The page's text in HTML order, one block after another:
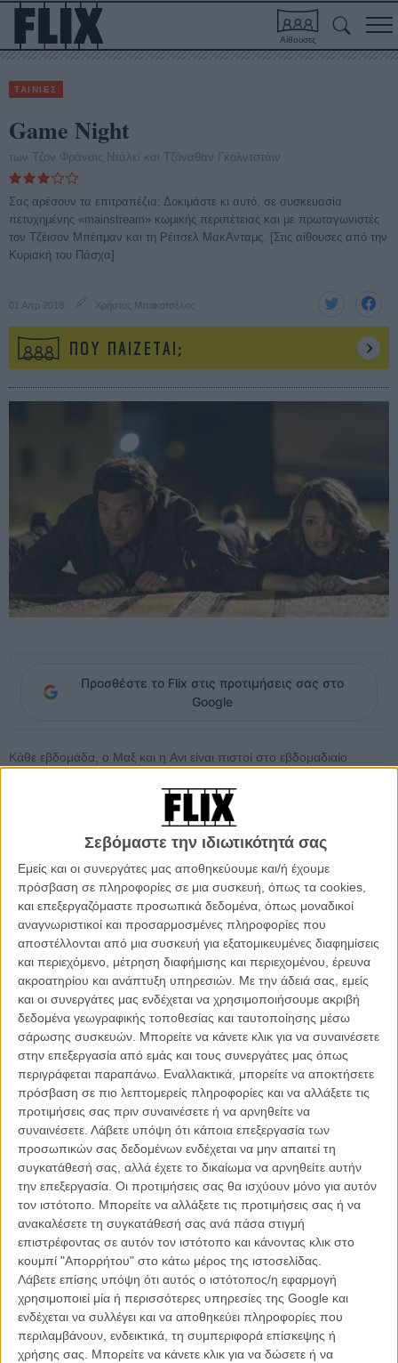
Σεβόμαστε την ιδιωτικότητά σας
Εμείς και οι συνεργάτες μας αποθηκεύουμε και/ή έχουμε
πρόσβαση σε πληροφορίες σε μια συσκευή, όπως τα cookies,
και επεξεργαζόμαστε προσωπικά δεδομένα, όπως μοναδικοί
αναγνωριστικοί και προσαρμοσμένες πληροφορίες που
αποστέλλονται από μια συσκευή για εξατομικευμένες διαφημίσεις
και περιεχόμενο, μέτρηση διαφήμισης και περιεχομένου, έρευνα
ακροατηρίου και ανάπτυξη υπηρεσιών. Με την άδειά σας, εμείς
και οι συνεργάτες μας ενδέχεται να χρησιμοποιήσουμε ακριβή
δεδομένα γεωγραφικής τοποθεσίας και ταυτοποίησης μέσω
σάρωσης συσκευών. Μπορείτε να κάνετε κλικ για να συναινέσετε
στην επεξεργασία από εμάς και τους συνεργάτες μας όπως
περιγράφεται παραπάνω. Εναλλακτικά, μπορείτε να αποκτήσετε
πρόσβαση σε πιο λεπτομερείς πληροφορίες και να αλλάξετε τις
προτιμήσεις σας πριν συναινέσετε ή να αρνηθείτε να
συναινέσετε. Λάβετε υπόψη ότι κάποια επεξεργασία των
προσωπικών σας δεδομένων ενδέχεται να μην απαιτεί τη
συγκατάθεσή σας, αλλά έχετε το δικαίωμα να αρνηθείτε αυτήν
την επεξεργασία. Οι προτιμήσεις σας θα ισχύουν μόνο για αυτόν
τον ιστότοπο. Μπορείτε να αλλάξετε τις προτιμήσεις σας ή να
ανακαλέσετε τη συγκατάθεσή σας ανά πάσα στιγμή
επιστρέφοντας σε αυτόν τον ιστότοπο και κάνοντας κλικ στο
κουμπί "Απορρήτου" στο κάτω μέρος της ιστοσελίδας.
Λάβετε επίσης υπόψη ότι αυτός ο ιστότοπος/η εφαρμογή
χρησιμοποιεί μία ή περισσότερες υπηρεσίες της Google και
ενδέχεται να συλλέγει και να αποθηκεύει πληροφορίες που
περιλαμβάνουν, ενδεικτικά, τη συμπεριφορά επίσκεψης ή
χρήσης σας. Μπορείτε να κάνετε κλικ για να δώσετε ή να
Αίθουσες
ΤΑΙΝΙΕΣ
Game Night
των Τζον Φράνσις Ντάλεϊ και Τζόναθαν Γκολντστάιν
Σας αρέσουν τα επιτραπέζια; Δοκιμάστε κι αυτό, σε συσκευασία
πετυχημένης «mainstream» κωμικής περιπέτειας και με πρωταγωνιστές
τον Τζέισον Μπέιτμαν και τη Ρέιτσελ ΜακΑνταμς. [Στις αίθουσες από την
Κυριακή του Πάσχα]
01 Απρ 2018 Χρήστος Μπακατσέλος
ΠΟΥ ΠΑΙΖΕΤΑΙ;
Προσθέστε το Flix στις προτιμήσεις σας στο
Google
Κάθε εβδομάδα, ο Μαξ και η Aνι είναι πιστοί στο εβδομαδιαίο
όμως, ο Μπρουκς, ο χαρισματικός αδερφός του Μαξ, βάζει πολύ
ψηλά τον πήχη: τους προσκαλεί να πάρουν μέρος σ’ ένα παιχνίδι
πράκτορες, όπου τα όρια μεταξύ πραγματικότητας και παιχνιδιού
δεν είναι τόσο ευδιάκριτα… Όπως, για παράδειγμα, όταν ο
Μπρουκς πέφτει θύμα απαγωγής. Είναι αυτό μέρος του παιχνιδιού
ή όχι; Αλλά καθώς οι έξι, ιδιαίτερα ανταγωνιστικοί μεταξύ τους,
παίκτες τα παίζουν όλα για όλα για να ξεδιαλύνουν την υπόθεση και
να κερδίσουν, αρχίζουν να συνειδητοποιούν ότι ούτε «παιχνίδι»
παίζουν, ούτε ο Μπρουκς είναι αυτό που φαίνεται να είναι…
Στο τεράστιο κινηματογραφικό ταμπλό που λέγεται «mainstream
κωμωδία», ελάχιστες είναι εκείνες οι ταινίες που έχουν καταφέρει να
φτάσουν μέχρι το τέλος έχοντας πετύχει τον σκοπό τους. Τις
περισσότερες φορές η μια προσπαθεί να ανταγωνιστεί την άλλη, σε
ένα παιχνίδι όπου οι κανόνες φαίνεται πως έχουν πεταχτεί από το
παράθυρο και τα μπανάλ και κρύα αστεία κυριαρχούν σε ρίξιμο του
ζαριού, προσπαθώντας ταυτόχρονα να κερδίσουν ένα κοινό που
μοιάζει να έχει κουραστεί από όλα αυτά. Ομως, εδώ δεν έχει
πραγματική σημασία αν χάσεις ή κερδίσεις αλλά το πως πραγματικά
παίζεις αυτό το παιχνίδι. Κι αυτό έρχεται να αποδείξει το «Game
Night».
Οι Τζον Φράνσις Ντάλεϊ και Τζόναθαν Γκολντστάιν, σεναριογράφοι
του «Αφεντικά για Σκότωμα» και του «Spider-Man: Η Επιστροφή
στον Τόπο του», φαίνεται πως γνωρίζουν αρκετά καλά πώς να
στήσουν ένα τέτοιου είδους παιχνίδι. Ισορροπούν με δεξιοτεχνία
ανάμεσα στην κωμωδία και το θρίλερ, χωρίς ποτέ να κάνουν την
ταινία τους παρωδία και τιμώντας τις αμέτρητες μέτα-αναφορές τους
στην ποπ κουλτούρα (εδώ και το «The Game» του Ντέιβιντ
Φίντσερ), ενώ διασκεδάζουν με σκηνές δράσης που συνδυάζονται